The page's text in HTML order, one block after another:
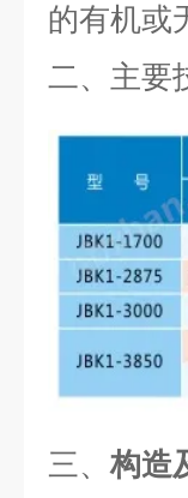
的有机或
二、 主要
三、构造